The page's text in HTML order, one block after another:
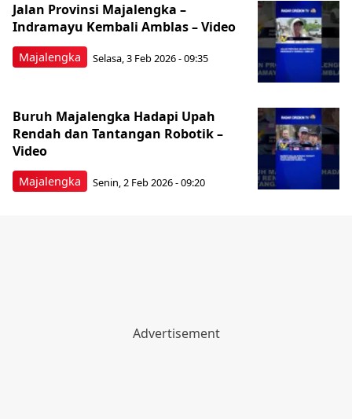
Majalengka
Jalan Provinsi Majalengka –
Indramayu Kembali Amblas – Video
Selasa, 3 Feb 2026 - 09:35
Majalengka
Buruh Majalengka Hadapi Upah
Rendah dan Tantangan Robotik –
Video
Senin, 2 Feb 2026 - 09:20